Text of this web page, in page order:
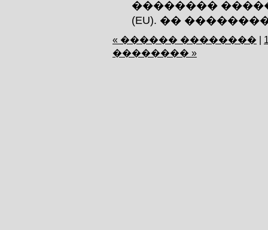
�������� �����
(EU). ��
« ������ ��������
�������� »